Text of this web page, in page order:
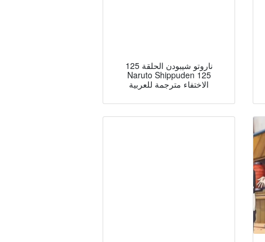
ناروتو شيبودن الحلقة 125
Naruto Shippuden 125
الاختفاء مترجمة للعربية